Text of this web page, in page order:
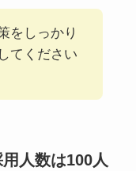
をしっかり
てください
人数は100人